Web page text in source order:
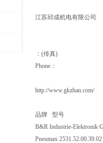
江苏邱成机电有限公司
：(传真)
Phone：
http://www.gkzhan.com/
品牌 型号
B&R Industrie-Elektronik
Pneumax